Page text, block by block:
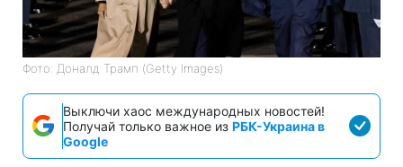
Фото: Доналд Трамп (Getty Images)
Выключи хаос международных новостей!
Получай только важное из РБК-Украина в
Google